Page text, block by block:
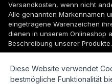
Versandkosten, wenn nicht
Alle genannten Markennamen
eingetragene Warenzeichen
dienen in unserem Onlineshop
Beschreibung unserer Produkte.
© 2026 WUH24.de - Weigel
Sanitärtechnik GmbH
Diese Website verwendet
bestmögliche Funktionalität